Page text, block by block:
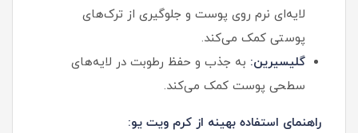
لایه‌ای نرم روی پوست و جلوگیری از ترک‌های
پوستی کمک می‌کند.
گلیسیرین: به جذب و حفظ رطوبت در لایه‌های
سطحی پوست کمک می‌کند.
راهنمای استفاده بهینه از کرم ویت یو: